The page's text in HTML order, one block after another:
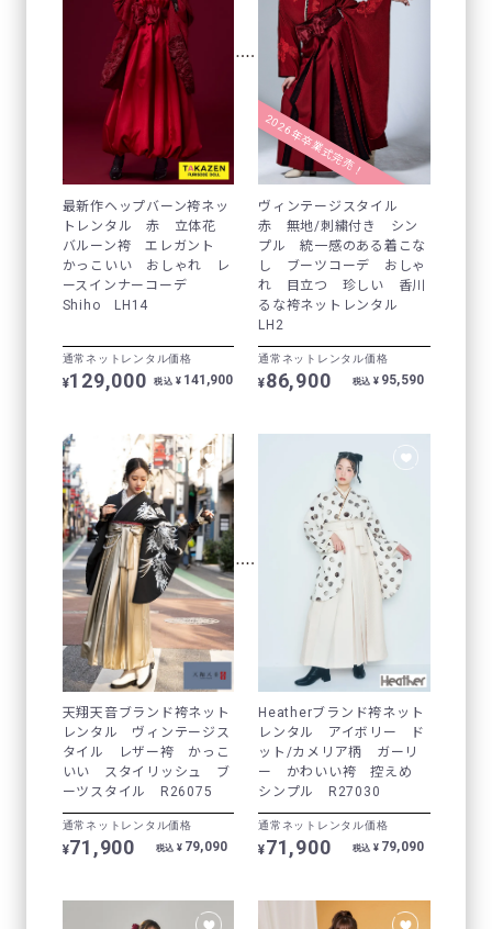
最新作ヘップバーン袴ネッ
トレンタル 赤 立体花
バルーン袴 エレガント
かっこいい おしゃれ レ
ースインナーコーデ
Shiho LH14
通常ネットレンタル価格
¥129,000 税込 ¥ 141,900
2026年卒業式完売！
ヴィンテージスタイル
赤 無地/刺繍付き シン
プル 統一感のある着こな
し ブーツコーデ おしゃ
れ 目立つ 珍しい 香川
るな袴ネットレンタル
LH2
通常ネットレンタル価格
¥86,900 税込 ¥ 95,590
天翔天音ブランド袴ネット
レンタル ヴィンテージス
タイル レザー袴 かっこ
いい スタイリッシュ ブ
ーツスタイル R26075
通常ネットレンタル価格
¥71,900 税込 ¥ 79,090
Heatherブランド袴ネット
レンタル アイボリー ド
ット/カメリア柄 ガーリ
ー かわいい袴 控えめ
シンプル R27030
通常ネットレンタル価格
¥71,900 税込 ¥ 79,090